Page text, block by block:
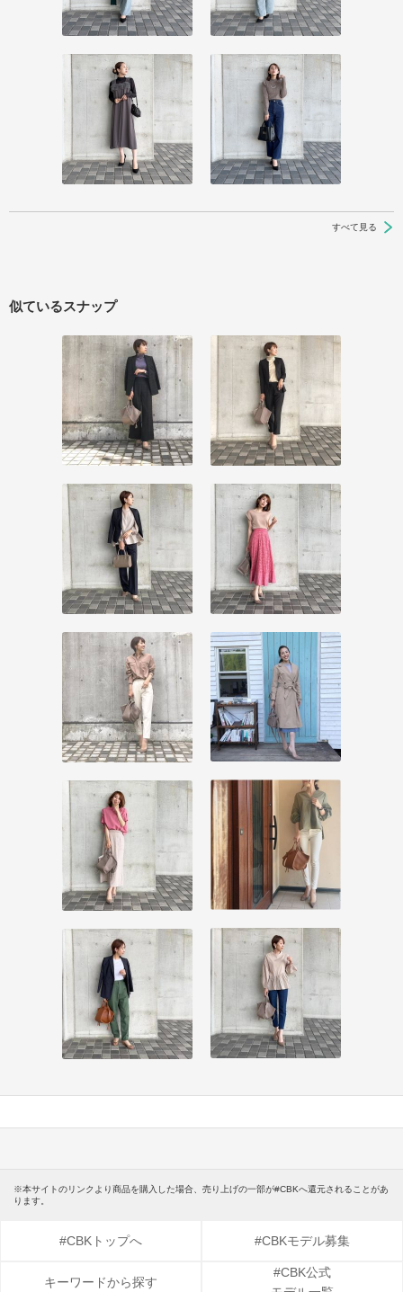
すべて見る
似ているスナップ
※本サイトのリンクより商品を購入した場合、売り上げの一部が#CBKへ還元されることがあ
ります。
#CBKトップへ #CBKモデル募集
キーワードから探す
#CBK公式